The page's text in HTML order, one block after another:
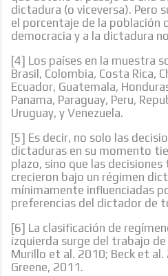
dictadura (o viceversa). Pero
el porcentaje de la población
democracia y a la dictadura
[4] Los países en la muestra
Brasil, Colombia, Costa Rica,
Ecuador, Guatemala,
Panama, Paraguay, Peru,
Uruguay, y Venezuela.
[5] Es decir, no solo las
dictaduras en su momento
plazo, sino que las
crecieron bajo un régimen
mínimamente influenciadas
preferencias del dictador de
[6] La clasificación de
izquierda surge del trabajo
Murillo et al. 2010; Beck et al.
Greene, 2011.